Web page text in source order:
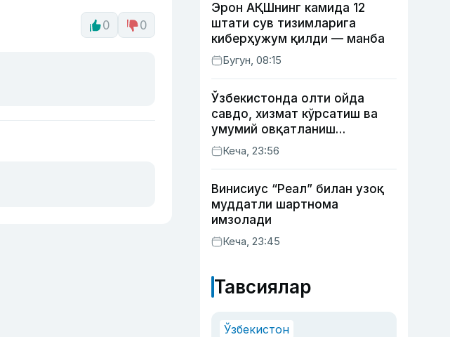
0 0
Эрон АҚШнинг камида 12
штати сув тизимларига
киберҳужум қилди — манба
Бугун, 08:15
Ўзбекистонда олти ойда
савдо, хизмат кўрсатиш ва
умумий овқатланиш
корхоналари қанча солиқ
тўлагани очиқланди
Кеча, 23:56
Винисиус “Реал” билан узоқ
муддатли шартнома
имзолади
Кеча, 23:45
Тавсиялар
Ўзбекистон